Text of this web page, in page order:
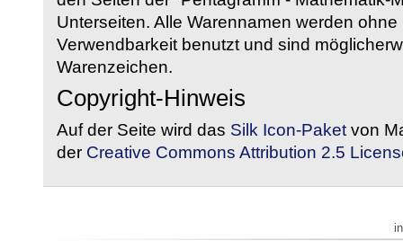
Unterseiten. Alle Warennamen werden
Verwendbarkeit benutzt und sind
Warenzeichen.
Copyright-Hinweis
Auf der Seite wird das Silk Icon-Paket von
der Creative Commons Attribution 2.5